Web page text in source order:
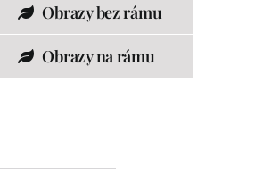
Obrazy bez rámu
Obrazy na rámu